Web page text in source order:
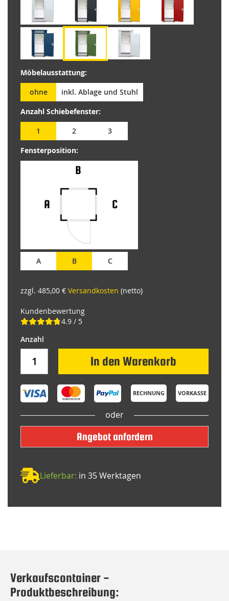
Möbelausstattung:
ohne
inkl. Ablage und Stuhl
Anzahl Schiebefenster:
1
2
3
Fensterposition:
A B C
zzgl. 485,00 € Versandkosten (netto)
Kundenbewertung
4.9 / 5
In den Warenkorb
RECHNUNG VORKASSE
oder
Angebot anfordern
Lieferbar: in 35 Werktagen
Verkaufscontainer -
Produktbeschreibung: